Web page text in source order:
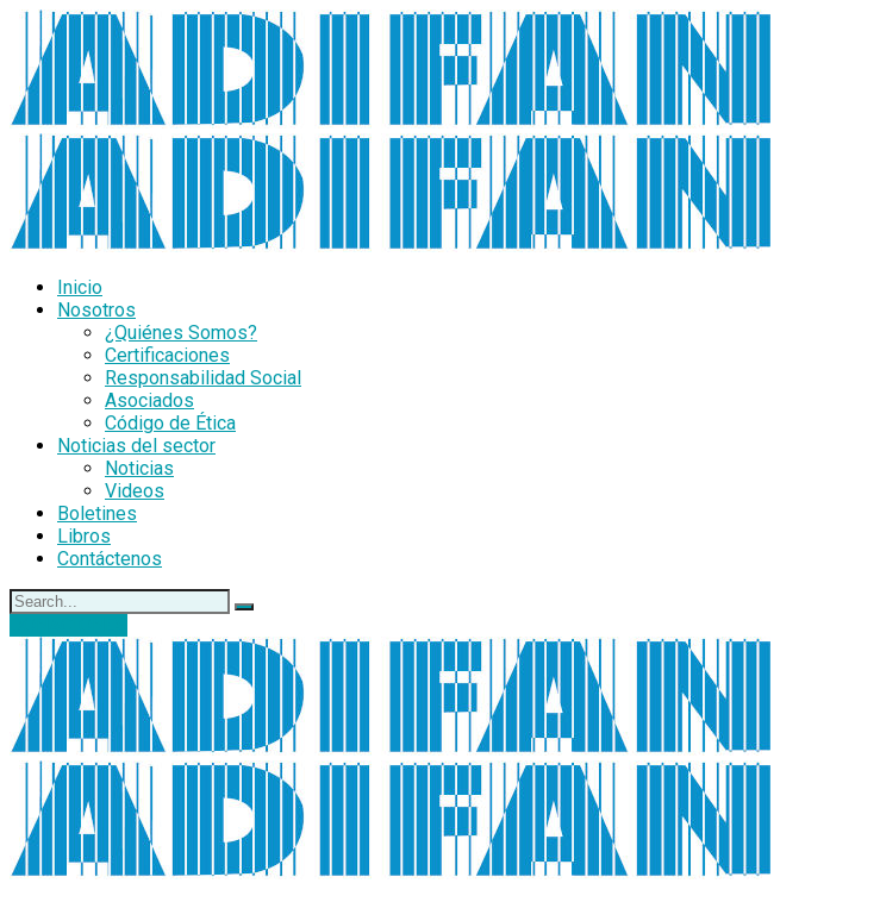
Inicio
Nosotros
¿Quiénes Somos?
Certificaciones
Responsabilidad Social
Asociados
Código de Ética
Noticias del sector
Noticias
Videos
Boletines
Libros
Contáctenos